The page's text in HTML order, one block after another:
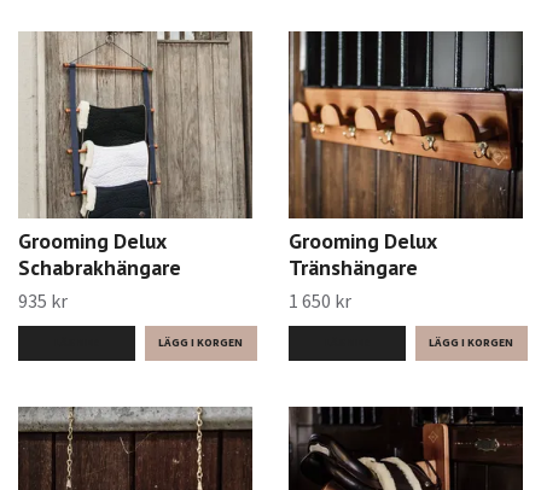
Grooming Delux
Schabrakhängare
935 kr
Grooming Delux
Tränshängare
1 650 kr